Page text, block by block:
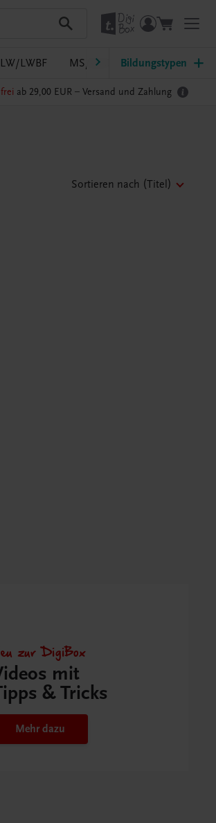
LW/LWBF MS/ASO Pflege PTS
Bildungstypen
ab 29,00 EUR – Versand und Zahlung
Sortieren nach (Titel)
zur DigiBox
mit
& Tricks
Mehr dazu